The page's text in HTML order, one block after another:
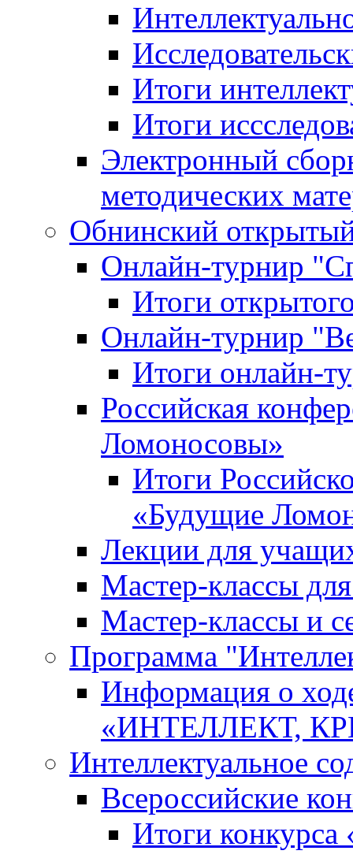
Итоги
Итоги
Электронный
методических
Обнинский
Онлайн-турнир
Итоги
Онлайн-турнир
Итоги онлайн-
Российская
Ломоносовы»
Итоги
«Будущие
Лекции для
Мастер-классы
Мастер-классы и
Программа
Информация о
«ИНТЕЛЛЕКТ,
Интеллектуальное
Всероссийские
Итоги конкурса